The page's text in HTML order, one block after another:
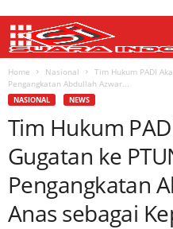
Home Nasional
Tim Hukum PADI
Pengangkatan Abdullah Azwar...
NASIONAL NEWS
Tim Hukum
Gugatan ke
Pengangkatan
Anas sebagai